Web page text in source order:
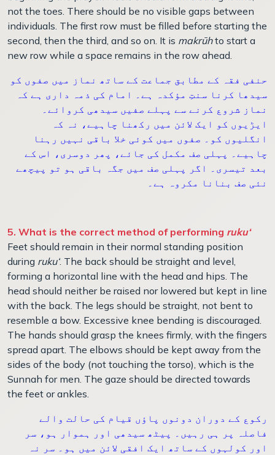
not the toes. There should be no visible gaps between
individuals. The first row must be filled before starting the
second, then the third, and so on. It is makrūhto start a
new row while a space remains in the row ahead.
حنفی فقہ کے مطابق جماعت کے ساتھ نماز میں صفوں کو
سیدھا کرنا سنتِ مؤکدہ ہے۔ امام کی ذمہ داری ہے کہ
نماز شروع کرنے سے پہلے صفیں سیدھی کروائے۔
ایڑیوں کو ایک لائن میں رکھنا چاہیے، نہ کہ
انگلیوں کو۔ صفوں میں کوئی خلا باقی نہیں رہنا
چاہیے۔ پہلی صف مکمل کی جائے، پھر دوسری، اس کے
بعد تیسری۔ اگر پہلی صف میں جگہ باقی ہو تو پیچھے
نئی صف بنانا مکروہ ہے۔
5. What is the correct method of performing ruku‘
Feet should remain in their normal standing position
during ruku‘. The back should be straight and level,
forming a horizontal line with the head and hips. The
head should neither be raised nor lowered but kept in line
with the back. The legs should be straight, not bent to
resemble a bow. Excessive knee bending is discouraged.
The hands should grasp the knees firmly, with the fingers
spread apart. The elbows should be kept away from the
sides of the body (not touching the torso), which is the
Sunnah for men. The gaze should be directed towards
the feet or ankles.
رکوع کے دوران دونوں پاؤں قیام کی حالت والے
فاصلہ پر ہی رہیں۔ پیٹھ سیدھی اور ہموار ہو، سر
اور کولہوں کے ساتھ ایک افقی لائن میں ہو۔ سر نہ